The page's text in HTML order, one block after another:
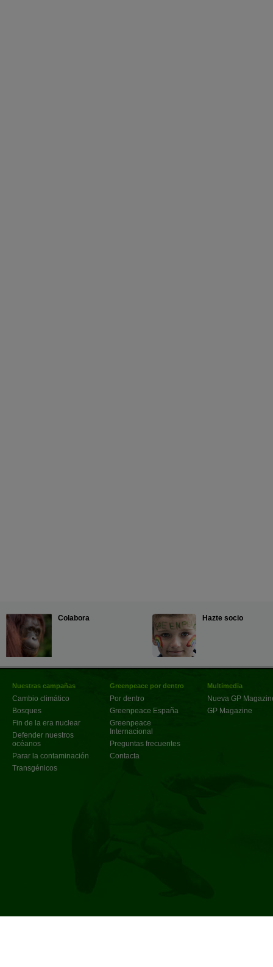
Colabora Hazte socio
Nuestras campañas
Cambio climático
Bosques
Fin de la era nuclear
Defender nuestros
océanos
Parar la contaminación
Transgénicos
Greenpeace por dentro
Por dentro
Greenpeace España
Greenpeace
Internacional
Preguntas frecuentes
Contacta
Multimedia
Nueva GP
GP Magazine